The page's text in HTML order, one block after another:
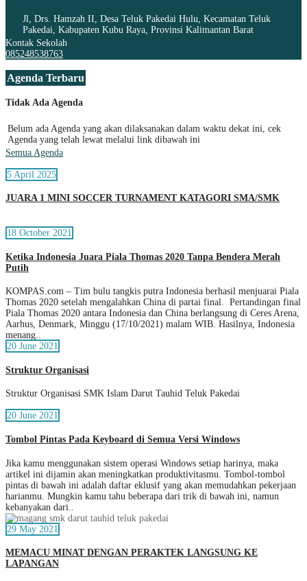
Jl, Drs. Hamzah II, Desa Teluk Pakedai Hulu, Kecamatan Teluk
Pakedai, Kabupaten Kubu Raya, Provinsi Kalimantan Barat
Kontak Sekolah
085248538763
Agenda Terbaru
Tidak Ada Agenda
Belum ada Agenda yang akan dilaksanakan dalam waktu dekat ini, cek
Agenda yang telah lewat melalui link dibawah ini
Semua Agenda
5 April 2025
JUARA 1 MINI SOCCER TURNAMENT KATAGORI SMA/SMK
18 October 2021
Ketika Indonesia Juara Piala Thomas 2020 Tanpa Bendera Merah
Putih
KOMPAS.com – Tim bulu tangkis putra Indonesia berhasil menjuarai Piala
Thomas 2020 setelah mengalahkan China di partai final. Pertandingan final
Piala Thomas 2020 antara Indonesia dan China berlangsung di Ceres Arena,
Aarhus, Denmark, Minggu (17/10/2021) malam WIB. Hasilnya, Indonesia
menang..
20 June 2021
Struktur Organisasi
Struktur Organisasi SMK Islam Darut Tauhid Teluk Pakedai
20 June 2021
Tombol Pintas Pada Keyboard di Semua Versi Windows
Jika kamu menggunakan sistem operasi Windows setiap harinya, maka
artikel ini dijamin akan meningkatkan produktivitasmu. Tombol-tombol
pintas di bawah ini adalah daftar eklusif yang akan memudahkan pekerjaan
harianmu. Mungkin kamu tahu beberapa dari trik di bawah ini, namun
kebanyakan dari..
29 May 2021
MEMACU MINAT DENGAN PERAKTEK LANGSUNG KE
LAPANGAN